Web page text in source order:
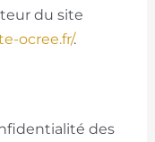
du site
ocree.fr/.
des